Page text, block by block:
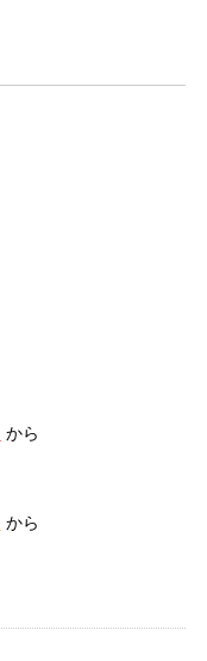
から
から